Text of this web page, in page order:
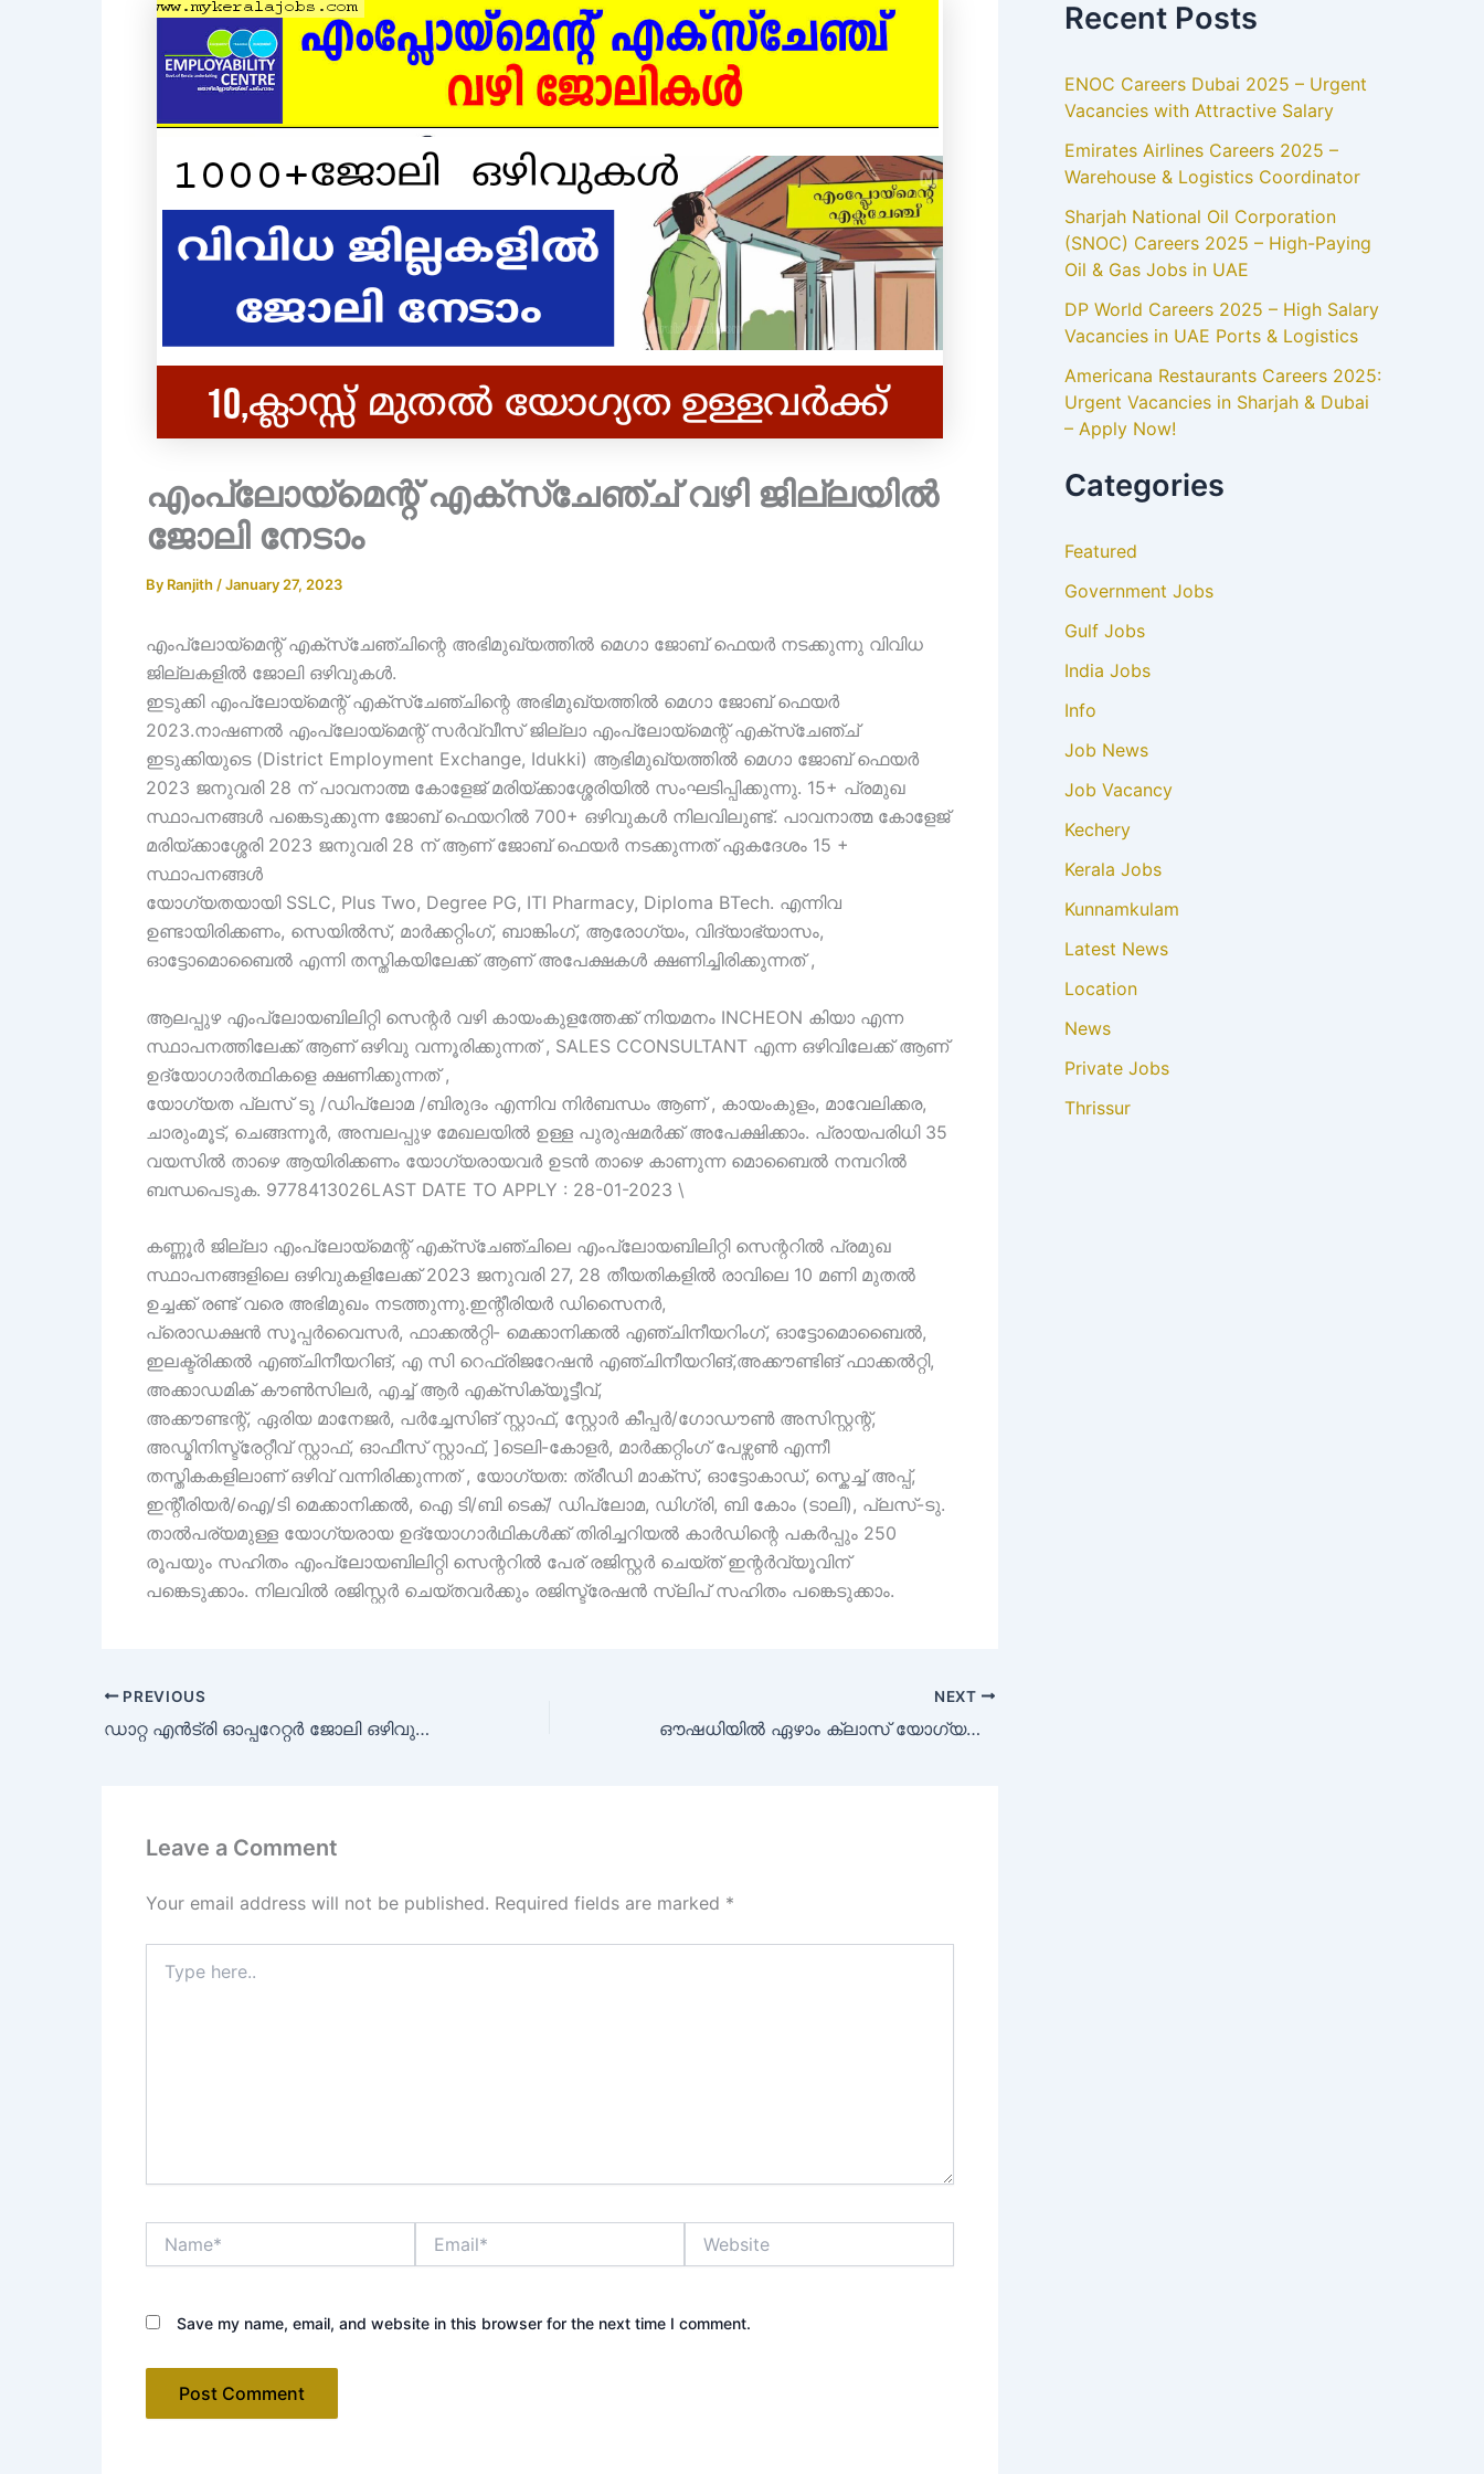
എംപ്ലോയ്മെന്റ് എക്സ്ചേഞ്ച് വഴി ജില്ലയിൽ
ജോലി നേടാം
By Ranjith /January 27, 2023
എംപ്ലോയ്മെന്റ് എക്സ്ചേഞ്ചിന്റെ അഭിമുഖ്യത്തിൽ മെഗാ ജോബ് ഫെയർ നടക്കുന്നു വിവിധ
ജില്ലകളിൽ ജോലി ഒഴിവുകൾ.
ഇടുക്കി എംപ്ലോയ്മെന്റ് എക്സ്ചേഞ്ചിന്റെ അഭിമുഖ്യത്തിൽ മെഗാ ജോബ് ഫെയർ
2023.നാഷണൽ എംപ്ലോയ്മെന്റ് സർവ്വീസ് ജില്ലാ എംപ്ലോയ്മെന്റ് എക്സ്ചേഞ്ച്
ഇടുക്കിയുടെ (District Employment Exchange, Idukki) ആഭിമുഖ്യത്തിൽ മെഗാ ജോബ് ഫെയർ
2023 ജനുവരി 28 ന് പാവനാത്മ കോളേജ് മരിയ്ക്കാശ്ശേരിയിൽ സംഘടിപ്പിക്കുന്നു. 15+ പ്രമുഖ
സ്ഥാപനങ്ങൾ പങ്കെടുക്കുന്ന ജോബ് ഫെയറിൽ 700+ ഒഴിവുകൾ നിലവിലുണ്ട്. പാവനാത്മ കോളേജ്
മരിയ്ക്കാശ്ശേരി 2023 ജനുവരി 28 ന് ആണ് ജോബ് ഫെയർ നടക്കുന്നത് ഏകദേശം 15 +
സ്ഥാപനങ്ങൾ
യോഗ്യതയായി SSLC, Plus Two, Degree PG, ITI Pharmacy, Diploma BTech. എന്നിവ
ഉണ്ടായിരിക്കണം, സെയിൽസ്, മാർക്കറ്റിംഗ്, ബാങ്കിംഗ്, ആരോഗ്യം, വിദ്യാഭ്യാസം,
ഓട്ടോമൊബൈൽ എന്നി തസ്തികയിലേക്ക് ആണ് അപേക്ഷകൾ ക്ഷണിച്ചിരിക്കുന്നത് ,
ആലപ്പുഴ എംപ്ലോയബിലിറ്റി സെന്റർ വഴി കായംകുളത്തേക്ക് നിയമനം INCHEON കിയാ എന്ന
സ്ഥാപനത്തിലേക്ക് ആണ് ഒഴിവു വന്നൂരിക്കുന്നത് , SALES CCONSULTANT എന്ന ഒഴിവിലേക്ക് ആണ്
ഉദ്യോഗാർത്ഥികളെ ക്ഷണിക്കുന്നത് ,
യോഗ്യത പ്ലസ് ടു /ഡിപ്ലോമ /ബിരുദം എന്നിവ നിർബന്ധം ആണ് , കായംകുളം, മാവേലിക്കര,
ചാരുംമൂട്, ചെങ്ങന്നൂർ, അമ്പലപ്പുഴ മേഖലയിൽ ഉള്ള പുരുഷമർക്ക് അപേക്ഷിക്കാം. പ്രായപരിധി 35
വയസിൽ താഴെ ആയിരിക്കണം യോഗ്യരായവർ ഉടൻ താഴെ കാണുന്ന മൊബൈൽ നമ്പറിൽ
ബന്ധപെടുക. 9778413026LAST DATE TO APPLY : 28-01-2023 \
കണ്ണൂർ ജില്ലാ എംപ്ലോയ്മെന്റ് എക്സ്ചേഞ്ചിലെ എംപ്ലോയബിലിറ്റി സെന്ററിൽ പ്രമുഖ
സ്ഥാപനങ്ങളിലെ ഒഴിവുകളിലേക്ക് 2023 ജനുവരി 27, 28 തീയതികളിൽ രാവിലെ 10 മണി മുതൽ
ഉച്ചക്ക് രണ്ട് വരെ അഭിമുഖം നടത്തുന്നു.ഇന്റീരിയർ ഡിസൈനർ,
പ്രൊഡക്ഷൻ സൂപ്പർവൈസർ, ഫാക്കൽറ്റി- മെക്കാനിക്കൽ എഞ്ചിനീയറിംഗ്, ഓട്ടോമൊബൈൽ,
ഇലക്ട്രിക്കൽ എഞ്ചിനീയറിങ്, എ സി റെഫ്രിജറേഷൻ എഞ്ചിനീയറിങ്,അക്കൗണ്ടിങ് ഫാക്കൽറ്റി,
അക്കാഡമിക് കൗൺസിലർ, എച്ച് ആർ എക്സിക്യൂട്ടീവ്,
അക്കൗണ്ടന്റ്, ഏരിയ മാനേജർ, പർച്ചേസിങ് സ്റ്റാഫ്, സ്റ്റോർ കീപ്പർ/ഗോഡൗൺ അസിസ്റ്റന്റ്,
അഡ്മിനിസ്ട്രേറ്റീവ് സ്റ്റാഫ്, ഓഫീസ് സ്റ്റാഫ്, ]ടെലി-കോളർ, മാർക്കറ്റിംഗ് പേഴ്സൺ എന്നീ
തസ്തികകളിലാണ് ഒഴിവ് വന്നിരിക്കുന്നത് , യോഗ്യത: ത്രീഡി മാക്സ്, ഓട്ടോകാഡ്, സ്കെച്ച് അപ്പ്,
ഇന്റീരിയർ/ഐ/ടി മെക്കാനിക്കൽ, ഐ ടി/ബി ടെക്/ ഡിപ്ലോമ, ഡിഗ്രി, ബി കോം (ടാലി), പ്ലസ്-ടു.
താൽപര്യമുള്ള യോഗ്യരായ ഉദ്യോഗാർഥികൾക്ക് തിരിച്ചറിയൽ കാർഡിന്റെ പകർപ്പും 250
രൂപയും സഹിതം എംപ്ലോയബിലിറ്റി സെന്ററിൽ പേര് രജിസ്റ്റർ ചെയ്ത് ഇന്റർവ്യൂവിന്
പങ്കെടുക്കാം. നിലവിൽ രജിസ്റ്റർ ചെയ്തവർക്കും രജിസ്ട്രേഷൻ സ്ലിപ് സഹിതം പങ്കെടുക്കാം.
PREVIOUS
ഡാറ്റ എൻട്രി ഓപ്പറേറ്റർ ജോലി ഒഴിവുകൾ
NEXT
ഔഷധിയിൽ ഏഴാം ക്ലാസ് യോഗ്യത മുതൽ ജോലി നേടാൻ അവസരം.
Leave a Comment
Your email address will not be published. Required fields are marked *
here..
Save my name, email, and website in this browser for the next time I comment.
Recent Posts
ENOC Careers Dubai 2025 – Urgent
Vacancies with Attractive Salary
Emirates Airlines Careers 2025 –
Warehouse & Logistics Coordinator
Sharjah National Oil Corporation
(SNOC) Careers 2025 – High-Paying
Oil & Gas Jobs in UAE
DP World Careers 2025 – High Salary
Vacancies in UAE Ports & Logistics
Americana Restaurants Careers 2025:
Urgent Vacancies in Sharjah & Dubai
– Apply Now!
Categories
Featured
Government Jobs
Gulf Jobs
India Jobs
Info
Job News
Job Vacancy
Kechery
Kerala Jobs
Kunnamkulam
Latest News
Location
News
Private Jobs
Thrissur